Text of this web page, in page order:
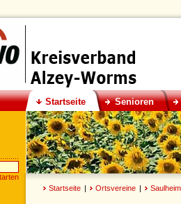
Startseite | Ortsvereine | Saulheim
Startseite Senioren